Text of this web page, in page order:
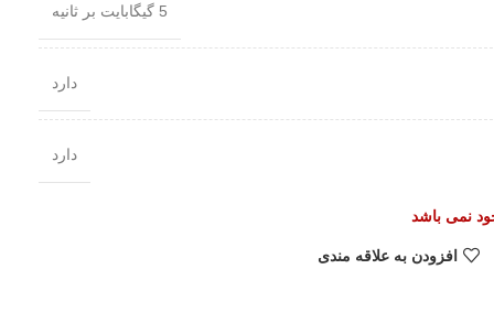
5 گیگابایت بر ثانیه
دارد
دارد
نمی باشد
افزودن به علاقه مندی